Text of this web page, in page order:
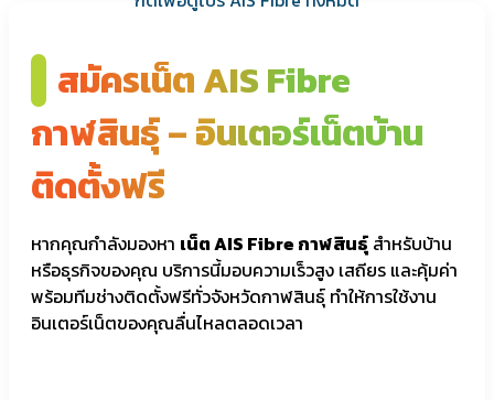
สมัครเน็ต AIS Fibre
กาฬสินธุ์ – อินเตอร์เน็ตบ้าน
ติดตั้งฟรี
หากคุณกำลังมองหา เน็ต AIS Fibre กาฬสินธุ์ สำหรับบ้าน
หรือธุรกิจของคุณ บริการนี้มอบความเร็วสูง เสถียร และคุ้มค่า
พร้อมทีมช่างติดตั้งฟรีทั่วจังหวัดกาฬสินธุ์ ทำให้การใช้งาน
อินเตอร์เน็ตของคุณลื่นไหลตลอดเวลา